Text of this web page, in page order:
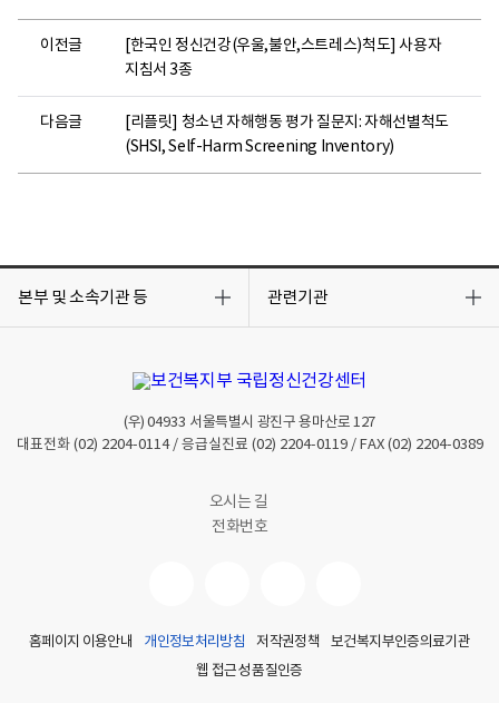
이전글
[한국인 정신건강(우울,불안,스트레스)척도] 사용자
지침서 3종
다음글
[리플릿] 청소년 자해행동 평가 질문지: 자해선별척도
(SHSI, Self-Harm Screening Inventory)
본부 및 소속기관 등
기
관련기관
기
(우)04933 서울특별시 광진구 용마산로 127
대표전화 (02) 2204-0114/ 응급실진료 (02) 2204-0119/ FAX (02) 2204-0389
오시는 길
전화번호
홈페이지 이용안내 개인정보처리방침 저작권정책
보건복지부인증의료기관
웹 접근성 품질인증